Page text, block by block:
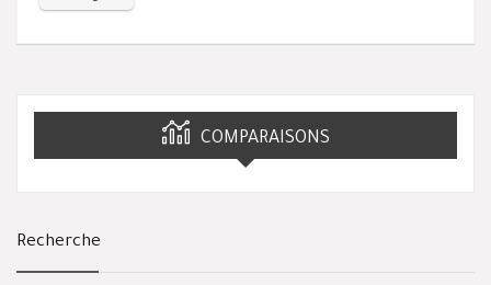
COMPARAISONS
Recherche